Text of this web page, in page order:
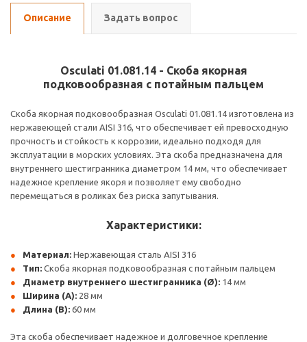
Описание Задать вопрос
Osculati 01.081.14 - Скоба якорная
подковообразная с потайным пальцем
Скоба якорная подковообразная Osculati 01.081.14 изготовлена из
нержавеющей стали AISI 316, что обеспечивает ей превосходную
прочность и стойкость к коррозии, идеально подходя для
эксплуатации в морских условиях. Эта скоба предназначена для
внутреннего шестигранника диаметром 14 мм, что обеспечивает
надежное крепление якоря и позволяет ему свободно
перемещаться в роликах без риска запутывания.
Характеристики:
Материал: Нержавеющая сталь AISI 316
Тип: Скоба якорная подковообразная с потайным пальцем
Диаметр внутреннего шестигранника (Ø): 14 мм
Ширина (A): 28 мм
Длина (B): 60 мм
Эта скоба обеспечивает надежное и долговечное крепление